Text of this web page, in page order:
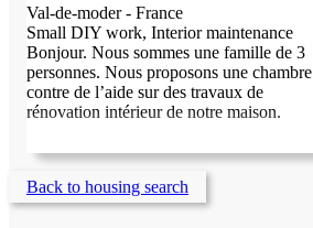
Val-de-moder - France
Small DIY work, Interior maintenance
Bonjour. Nous sommes une famille de 3
personnes. Nous proposons une chambre
contre de l’aide sur des travaux de
rénovation intérieur de notre maison.
Back to housing search